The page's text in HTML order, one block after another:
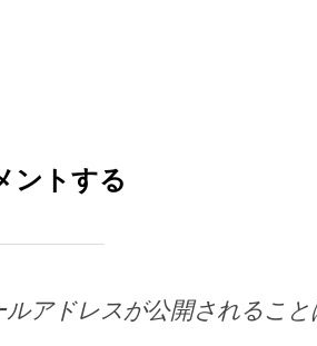
ントする
ルアドレスが公開されること